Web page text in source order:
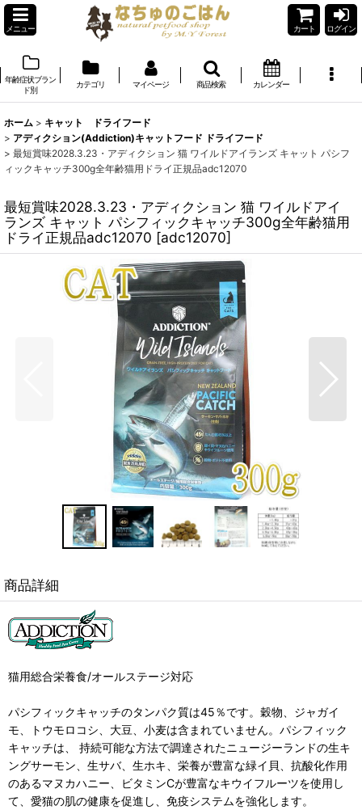
メニュー カート ログイン
年齢症状ブラン
ド別
カテゴリ マイページ 商品検索 カレンダー
ホーム > キャット ドライフード
> アディクション(Addiction)キャットフード ドライフード
> 最短賞味2028.3.23・アディクション 猫 ワイルドアイランズ キャット パシフ
ィックキャッチ300g全年齢猫用ドライ正規品adc12070
最短賞味2028.3.23・アディクション 猫 ワイルドアイ
ランズ キャット パシフィックキャッチ300g全年齢猫用
ドライ正規品adc12070 [adc12070]
商品詳細
猫用総合栄養食/オールステージ対応
パシフィックキャッチのタンパク質は45％です。穀物、ジャガイ
モ、トウモロコシ、大豆、小麦は含まれていません。パシフィック
キャッチは、 持続可能な方法で調達されたニュージーランドの生キ
ングサーモン、生サバ、生ホキ、栄養が豊富な緑イ貝、抗酸化作用
のあるマヌカハニー、ビタミンCが豊富なキウイフルーツを使用し
て、愛猫の肌の健康を促進し、免疫システムを強化します。